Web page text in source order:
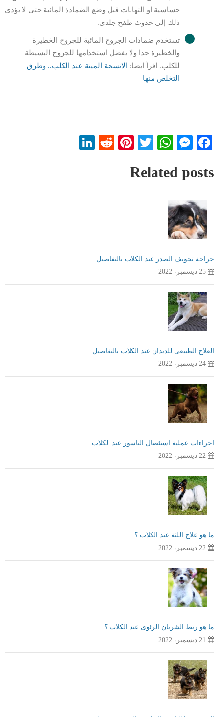
حساسية او التهابات قبل وضع الضمادة المائية حتى لا يؤدى
ذلك إلى حدوث طفح جلدى.
تستخدم ضمادات الجروح المائية للجروح الخطيرة
والخطيرة جدا ولا يفضل استخدامها للجروح البسيطة
للكلب. اقرأ ايضا:
الانسجة الميتة عند الكلب.. وطرق
التخلص منها
Facebook
Messenger
WhatsApp
Twitter
Pinterest
Reddit
Related posts
جراحة تجويف الصدر عند الكلاب بالتفاصيل
25 ديسمبر، 2022
العلاج الطبيعى للديدان عند الكلاب بالتفاصيل
24 ديسمبر، 2022
اجراءات عملية استئصال الناسور عند الكلاب
22 ديسمبر، 2022
ما هو علاج اللثة عند الكلاب ؟
22 ديسمبر، 2022
ما هو ربط الشريان الرئوى عند الكلاب ؟
21 ديسمبر، 2022